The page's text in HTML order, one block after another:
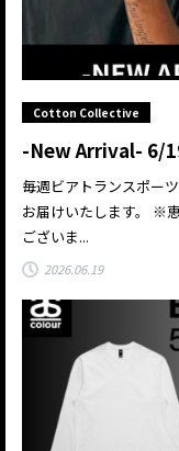
Cotton Collective
-New Arrival- 6/
毎週ビアトランスポー
お届けいたします。 ※
ございま...
2026.06.19